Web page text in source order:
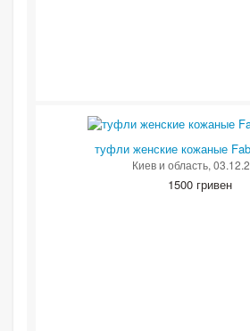
туфли женские кожаные
Киев и область,
1500 гривен